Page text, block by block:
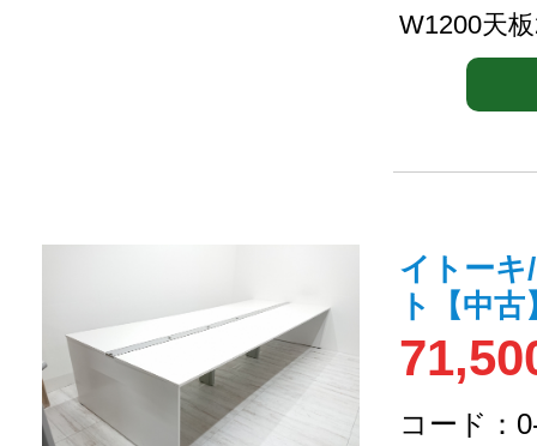
W1200天
イトー
ト【中
コード：